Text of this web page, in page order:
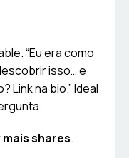
“Eu era como
isso… e
Link na bio.” Ideal
mais shares.